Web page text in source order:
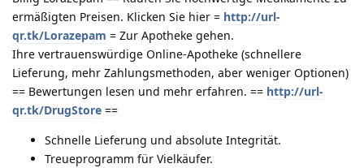
ermäßigten Preisen. Klicken Sie hier = http://url-
qr.tk/Lorazepam = Zur Apotheke gehen.
Ihre vertrauenswürdige Online-Apotheke (schnellere
Lieferung, mehr Zahlungsmethoden, aber weniger Optionen)
== Bewertungen lesen und mehr erfahren. == http://url-
qr.tk/DrugStore ==
Schnelle Lieferung und absolute Integrität.
Treueprogramm für Vielkäufer.